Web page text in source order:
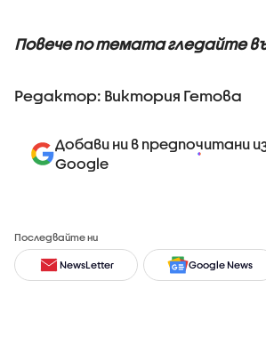
Повече по темата гледайте
Редактор: Виктория Гетова
Добави ни в предпочитани
Google
Последвайте ни
NewsLetter Google News